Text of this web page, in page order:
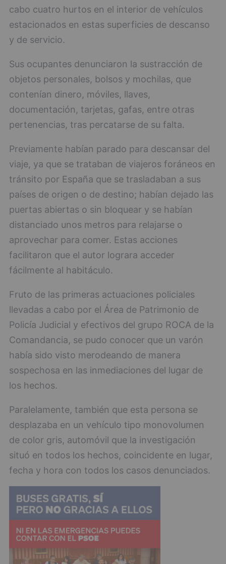
cabo cuatro hurtos en el interior de vehículos
estacionados en estas superficies de descanso
y de servicio.
Sus ocupantes denunciaron la sustracción de
objetos personales, bolsos y mochilas, que
contenían dinero, móviles, llaves,
documentación, tarjetas, gafas, entre otras
pertenencias, tras percatarse de su falta.
Previamente habían parado para descansar del
viaje, ya que se trataban de viajeros foráneos en
tránsito por España que se trasladaban a sus
países de origen o de destino; habían dejado las
puertas abiertas o sin bloquear y se habían
distanciado unos metros para relajarse o
aprovechar para comer. Estas acciones
facilitaron que el autor lograra acceder
fácilmente al habitáculo.
Fruto de las primeras actuaciones policiales
llevadas a cabo por el Área de Patrimonio de
Policía Judicial y efectivos del grupo ROCA de la
Comandancia, se pudo conocer que un varón
había sido visto merodeando de manera
sospechosa en las inmediaciones del lugar de
los hechos.
Paralelamente, también que esta persona se
desplazaba en un vehículo tipo monovolumen
de color gris, automóvil que la investigación
situó en todos los hechos, coincidente en lugar,
fecha y hora con todos los casos denunciados.